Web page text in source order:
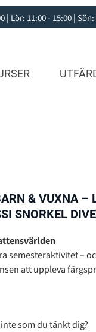
| Lör: 11:00 - 15:00 | Sön:
& VUXNA –
SNORKEL
semesteraktivitet –
att uppleva
som du tänkt dig?